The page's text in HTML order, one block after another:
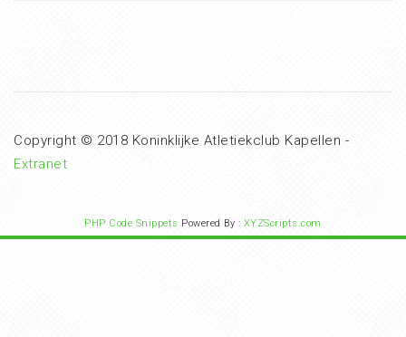
Copyright © 2018 Koninklijke Atletiekclub Kapellen -
Extranet
PHP Code Snippets Powered By : XYZScripts.com